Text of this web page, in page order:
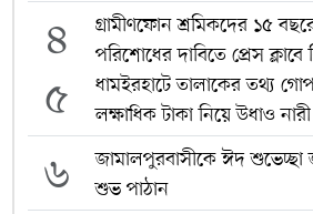
৪
গ্রামীণফোন শ্রমিকদের ১৫
পরিশোধের দাবিতে প্রেস ক্লাবে
৫
ধামইরহাটে তালাকের তথ্য
লক্ষাধিক টাকা নিয়ে উধাও নারী
৬
জামালপুরবাসীকে ঈদ
শুভ পাঠান